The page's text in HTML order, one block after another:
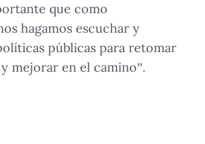
que como
hagamos escuchar y
públicas para retomar
mejorar en el camino”.